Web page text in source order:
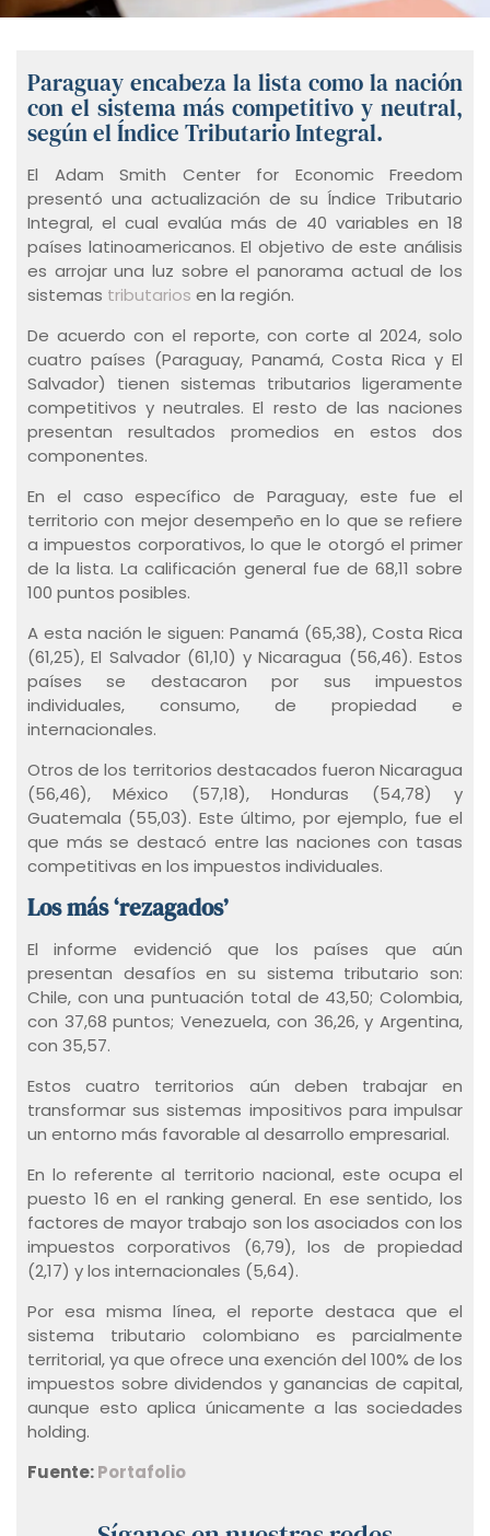
Paraguay encabeza la lista como la nación
con el sistema más competitivo y neutral,
según el Índice Tributario Integral.
El Adam Smith Center for Economic Freedom
presentó una actualización de su Índice Tributario
Integral, el cual evalúa más de 40 variables en 18
países latinoamericanos. El objetivo de este análisis
es arrojar una luz sobre el panorama actual de los
sistemas tributarios en la región.
De acuerdo con el reporte, con corte al 2024, solo
cuatro países (Paraguay, Panamá, Costa Rica y El
Salvador) tienen sistemas tributarios ligeramente
competitivos y neutrales. El resto de las naciones
presentan resultados promedios en estos dos
componentes.
En el caso específico de Paraguay, este fue el
territorio con mejor desempeño en lo que se refiere
a impuestos corporativos, lo que le otorgó el primer
de la lista. La calificación general fue de 68,11 sobre
100 puntos posibles.
A esta nación le siguen: Panamá (65,38), Costa Rica
(61,25), El Salvador (61,10) y Nicaragua (56,46). Estos
países se destacaron por sus impuestos
individuales, consumo, de propiedad e
internacionales.
Otros de los territorios destacados fueron Nicaragua
(56,46), México (57,18), Honduras (54,78) y
Guatemala (55,03). Este último, por ejemplo, fue el
que más se destacó entre las naciones con tasas
competitivas en los impuestos individuales.
Los más ‘rezagados’
El informe evidenció que los países que aún
presentan desafíos en su sistema tributario son:
Chile, con una puntuación total de 43,50; Colombia,
con 37,68 puntos; Venezuela, con 36,26, y Argentina,
con 35,57.
Estos cuatro territorios aún deben trabajar en
transformar sus sistemas impositivos para impulsar
un entorno más favorable al desarrollo empresarial.
En lo referente al territorio nacional, este ocupa el
puesto 16 en el ranking general. En ese sentido, los
factores de mayor trabajo son los asociados con los
impuestos corporativos (6,79), los de propiedad
(2,17) y los internacionales (5,64).
Por esa misma línea, el reporte destaca que el
sistema tributario colombiano es parcialmente
territorial, ya que ofrece una exención del 100% de los
impuestos sobre dividendos y ganancias de capital,
aunque esto aplica únicamente a las sociedades
holding.
Fuente:Portafolio